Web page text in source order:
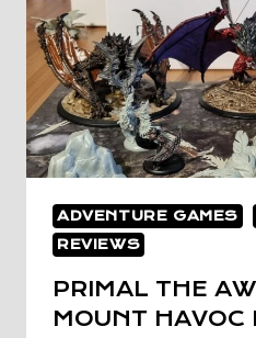
ADVENTURE GAMES
REVIEWS
PRIMAL THE
MOUNT HAVOC